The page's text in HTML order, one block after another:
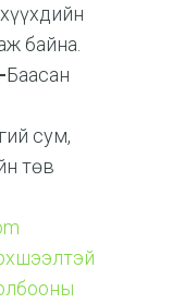
байна.
Баасан
сум,
төв